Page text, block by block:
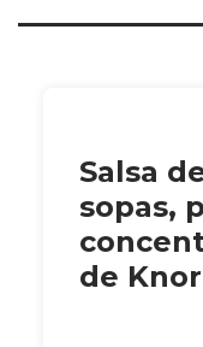
Salsa
sopas,
de